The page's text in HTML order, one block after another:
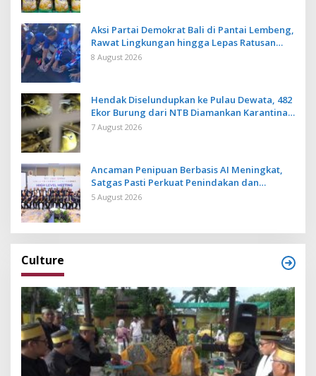
Aksi Partai Demokrat Bali di Pantai Lembeng,
Rawat Lingkungan hingga Lepas Ratusan
Tukik Bedawang Nala
8 August 2026
Hendak Diselundupkan ke Pulau Dewata, 482
Ekor Burung dari NTB Diamankan Karantina
Bali
7 August 2026
Ancaman Penipuan Berbasis AI Meningkat,
Satgas Pasti Perkuat Penindakan dan
Pengembangan Aplikasi Anti Penipuan
5 August 2026
Culture